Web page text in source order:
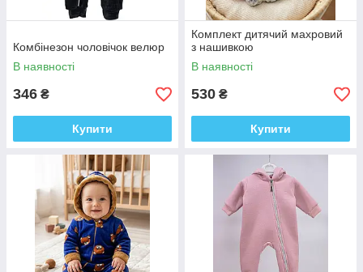
Комбінезон чоловічок велюр
В наявності
346 ₴
Купити
Комплект дитячий махровий
з нашивкою
В наявності
530 ₴
Купити